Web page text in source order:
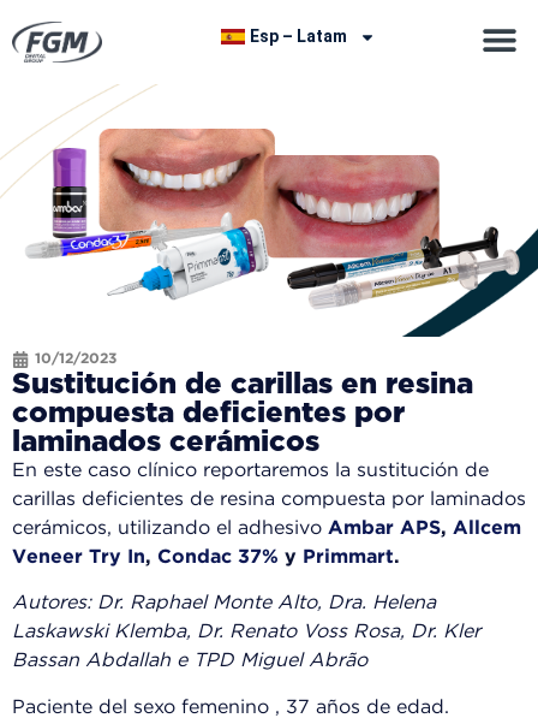
Esp – Latam
10/12/2023
Sustitución de carillas en resina
compuesta deficientes por
laminados cerámicos
En este caso clínico reportaremos la sustitución de
carillas deficientes de resina compuesta por laminados
cerámicos, utilizando el adhesivo Ambar APS, Allcem
Veneer Try In, Condac 37% y Primmart.
Autores: Dr. Raphael Monte Alto, Dra. Helena
Laskawski Klemba, Dr. Renato Voss Rosa, Dr. Kler
Bassan Abdallah e TPD Miguel Abrão
Paciente del sexo femenino , 37 años de edad.